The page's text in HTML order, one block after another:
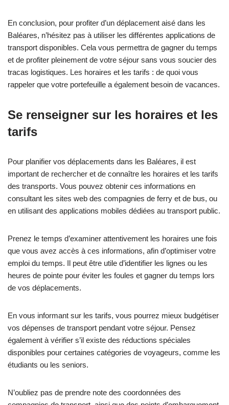
En conclusion, pour profiter d’un déplacement aisé dans les
Baléares, n’hésitez pas à utiliser les différentes applications de
transport disponibles. Cela vous permettra de gagner du temps
et de profiter pleinement de votre séjour sans vous soucier des
tracas logistiques. Les horaires et les tarifs : de quoi vous
rappeler que votre portefeuille a également besoin de vacances.
Se renseigner sur les horaires et les
tarifs
Pour planifier vos déplacements dans les Baléares, il est
important de rechercher et de connaître les horaires et les tarifs
des transports. Vous pouvez obtenir ces informations en
consultant les sites web des compagnies de ferry et de bus, ou
en utilisant des applications mobiles dédiées au transport public.
Prenez le temps d’examiner attentivement les horaires une fois
que vous avez accès à ces informations, afin d’optimiser votre
emploi du temps. Il peut être utile d’identifier les lignes ou les
heures de pointe pour éviter les foules et gagner du temps lors
de vos déplacements.
En vous informant sur les tarifs, vous pourrez mieux budgétiser
vos dépenses de transport pendant votre séjour. Pensez
également à vérifier s’il existe des réductions spéciales
disponibles pour certaines catégories de voyageurs, comme les
étudiants ou les seniors.
N’oubliez pas de prendre note des coordonnées des